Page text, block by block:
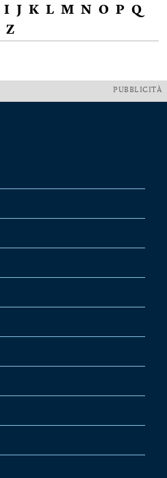
I J K L M N O P Q
Z
PUBBLICITÀ